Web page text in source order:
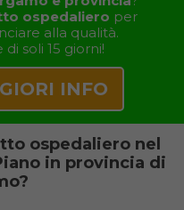
ospedaliero per
alla qualità.
soli 15 giorni!
INFO
ospedaliero nel
in provincia di